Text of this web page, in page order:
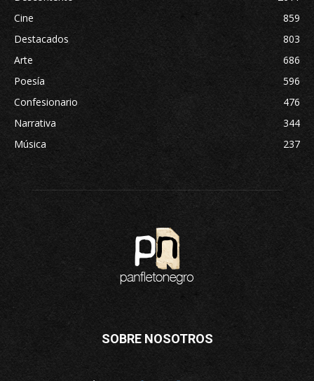
Cine
859
Destacados
803
Arte
686
Poesía
596
Confesionario
476
Narrativa
344
Música
237
SOBRE NOSOTROS